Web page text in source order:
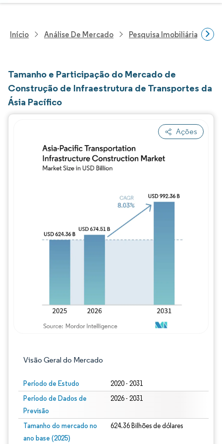
Início Análise De Mercado Pesquisa Imobiliária E De
Tamanho e Participação do Mercado de
Construção de Infraestrutura de Transportes da
Ásia Pacífico
Ações
Visão Geral do Mercado
Período de Estudo 2020 - 2031
Período de Dados de
Previsão
2026 - 2031
Tamanho do mercado no
ano base (2025)
624.36 Bilhões de dólares